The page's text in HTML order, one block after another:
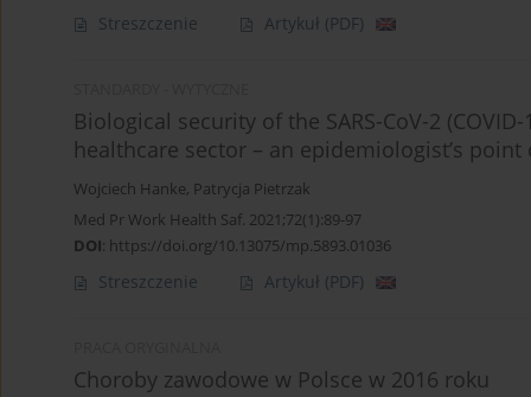
Streszczenie Artykuł (PDF)
Biological security of the SARS-CoV-2
healthcare sector – an epidemiologist’s point
Wojciech Hanke, Patrycja Pietrzak
Med Pr Work Health Saf. 2021;72(1):89-97
DOI: https://doi.org/10.13075/mp.5893.01036
Streszczenie Artykuł (PDF)
Choroby zawodowe w Polsce w 2016 roku